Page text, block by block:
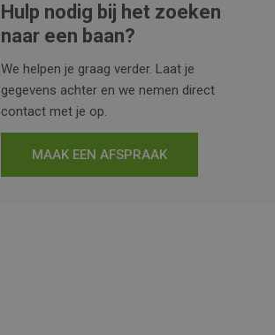
Hulp nodig bij het zoeken
naar een baan?
We helpen je graag verder. Laat je
gegevens achter en we nemen direct
contact met je op.
MAAK EEN AFSPRAAK